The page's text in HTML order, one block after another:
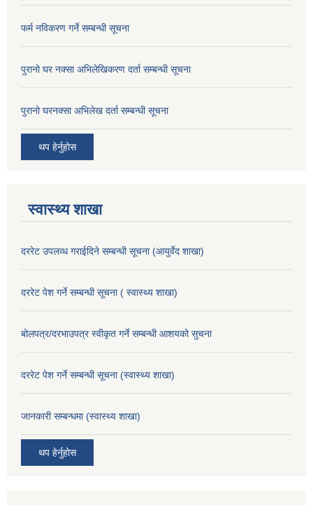
फर्म नविकरण गर्ने सम्बन्धी सूचना
पुरानो घर नक्सा अभिलेखिकरण दर्ता सम्बन्धी सूचना
पुरानो घरनक्सा अभिलेख दर्ता सम्बन्धी सूचना
थप हेर्नुहोस
स्वास्थ्य शाखा
दररेट उपलव्ध गराईदिने सम्बन्धी सूचना (आयुर्वेद शाखा)
दररेट पेश गर्ने सम्बन्धी सूचना ( स्वास्थ्य शाखा)
बोलपत्र/दरभाउपत्र स्वीकृत गर्ने सम्बन्धी आशयको सुचना
दररेट पेश गर्ने सम्बन्धी सूचना (स्वास्थ्य शाखा)
जानकारी सम्बन्धमा (स्वास्थ्य शाखा)
थप हेर्नुहोस